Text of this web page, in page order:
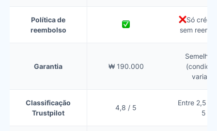
Política de
reembolso
Só
sem
Garantia ₩ 190.000
variam)
Classificação
Trustpilot
4,8 / 5
Entre 2,5 e
5